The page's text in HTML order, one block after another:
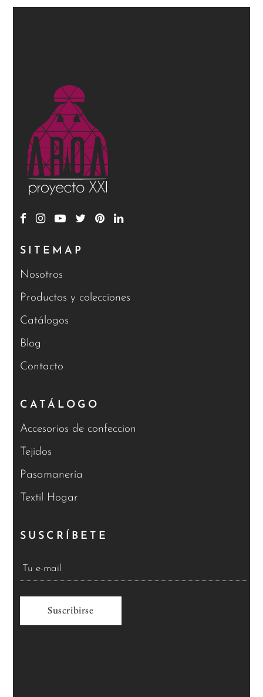
SITEMAP
Nosotros
Productos y colecciones
Catálogos
Blog
Contacto
CATÁLOGO
Accesorios de confeccion
Tejidos
Pasamanería
Textil Hogar
SUSCRÍBETE